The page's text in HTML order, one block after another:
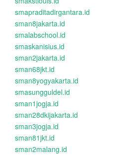
smapraditadirgantara.id
sman8jakarta.id
smalabschool.id
smaskanisius.id
sman2jakarta.id
sman68jkt.id
sman8yogyakarta.id
smasungguldel.id
sman1jogja.id
sman28dkijakarta.id
sman3jogja.id
sman81jkt.id
sman2malang.id